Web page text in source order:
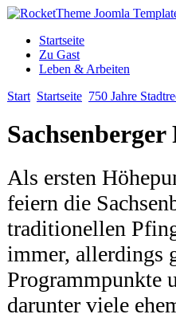
Startseite
Zu Gast
Leben & Arbeiten
Start Startseite 750 Jahre
Als ersten
feiern die
traditionellen
immer, allerdings
Programmpunkte
darunter viele